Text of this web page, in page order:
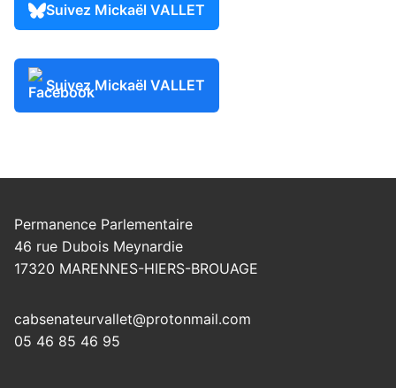
Suivez Mickaël VALLET
Suivez Mickaël VALLET
Permanence Parlementaire
46 rue Dubois Meynardie
17320 MARENNES-HIERS-BROUAGE
cabsenateurvallet@protonmail.com
05 46 85 46 95